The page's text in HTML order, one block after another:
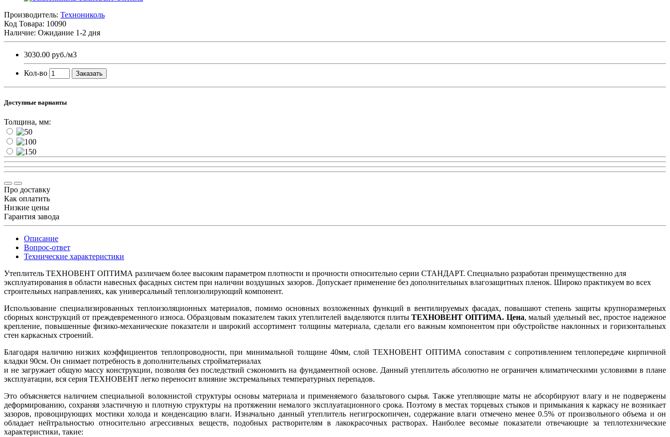
Производитель: Технониколь
Код Товара: 10090
Наличие: Ожидание 1-2 дня
3030.00 руб./м3
Кол-во Заказать
Доступные варианты
Толщина, мм:
Про доставку
Как оплатить
Низкие цены
Гарантия завода
Описание
Вопрос-ответ
Технические характеристики
Утеплитель ТЕХНОВЕНТ ОПТИМА различаем более высоким параметром плотности и прочности относительно серии СТАНДАРТ. Специально разработан преимущественно для
эксплуатирования в области навесных фасадных систем при наличии воздушных зазоров. Допускает применение без дополнительных влагозащитных пленок. Широко практикуем во всех
строительных направлениях, как универсальный теплоизолирующий компонент.
Использование специализированных теплоизоляционных материалов, помимо основных возложенных функций в вентилируемых фасадах, повышают степень защиты крупноразмерных
сборных конструкций от преждевременного износа. Образцовым показателем таких утеплителей выделяются плитыТЕХНОВЕНТ ОПТИМА. Цена, малый удельный вес, простое надежное
крепление, повышенные физико-механические показатели и широкий ассортимент толщины материала, сделали его важным компонентом при обустройстве наклонных и горизонтальных
стен каркасных строений.
Благодаря наличию низких коэффициентов теплопроводности, при минимальной толщине 40мм, слой ТЕХНОВЕНТ ОПТИМА сопоставим с сопротивлением теплопередаче кирпичной
кладки 90см. Он снимает потребность в дополнительных стройматериалах
и не загружает общую массу конструкции, позволяя без последствий сэкономить на фундаментной основе. Данный утеплитель абсолютно не ограничен климатическими условиями в плане
эксплуатации, вся серия ТЕХНОВЕНТ легко переносит влияние экстремальных температурных перепадов.
Это объясняется наличием специальной волокнистой структуры основы материала и применяемого базальтового сырья. Также утепляющие маты не абсорбируют влагу и не подвержены
деформированию, сохраняя эластичную и плотную структуры на протяжении немалого эксплуатационного срока. Поэтому в местах торцевых стыков и примыкания к каркасу не возникает
зазоров, провоцирующих мостики холода и конденсацию влаги. Изначально данный утеплитель негигроскопичен, содержание влаги отмечено менее 0.5% от произвольного объема и он
обладает нейтральностью относительно агрессивных веществ, подобных растворителям в лакокрасочных растворах. Наиболее весомые показатели отвечающие за теплотехнические
характеристики, такие: